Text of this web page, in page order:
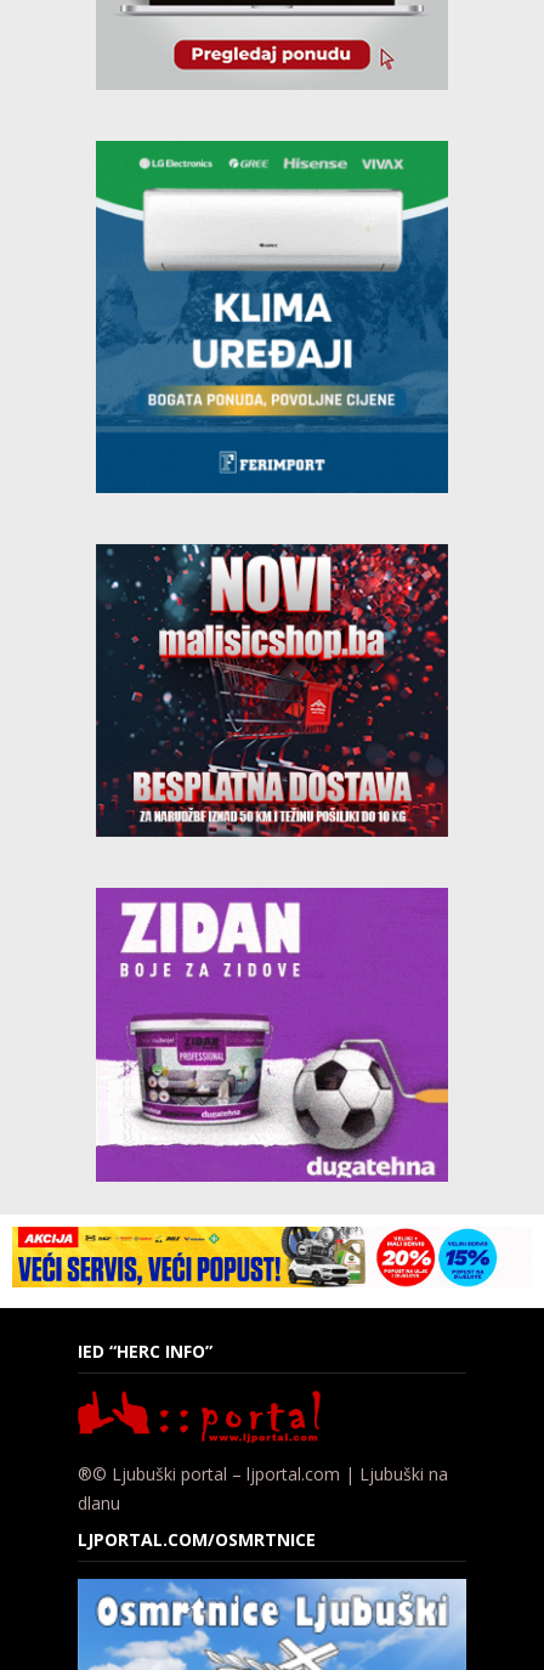
IED “HERC INFO”
®© Ljubuški portal – ljportal.com | Ljubuški na
dlanu
LJPORTAL.COM/OSMRTNICE